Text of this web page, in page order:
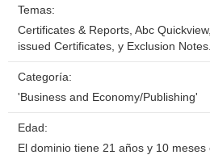
Temas:
Certificates & Reports, Abc
issued Certificates, y Exclusion Notes.
Categoría:
'Business and Economy/Publishing'
Edad:
El dominio tiene 21 años y 10 meses